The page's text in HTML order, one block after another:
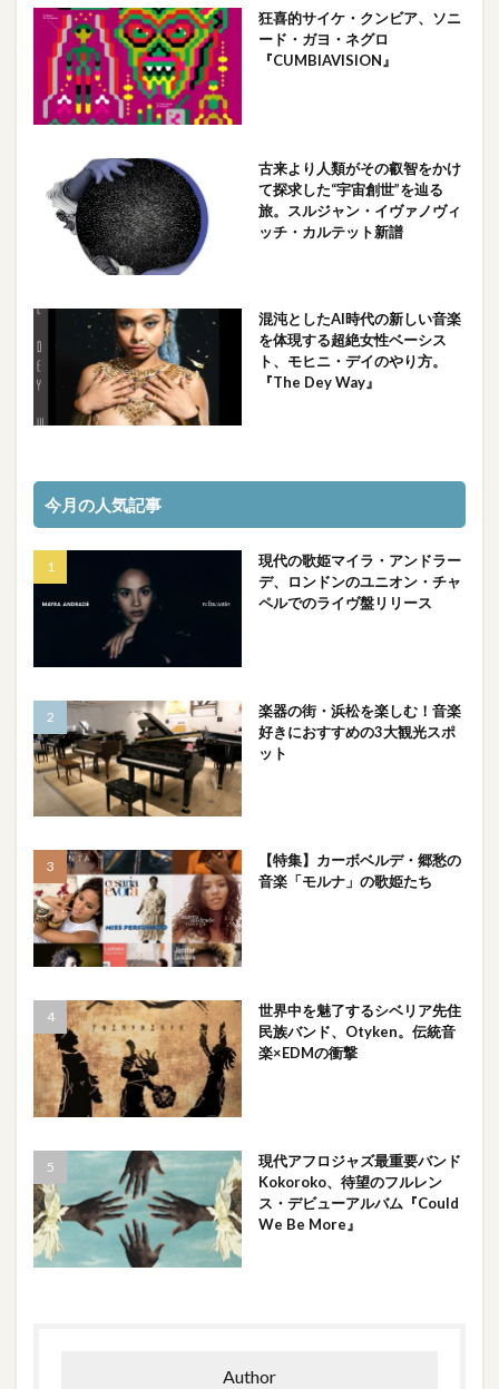
狂喜的サイケ・クンビア、ソニ
ード・ガヨ・ネグロ
『CUMBIAVISION』
古来より人類がその叡智をかけ
て探求した“宇宙創世”を辿る
旅。スルジャン・イヴァノヴィ
ッチ・カルテット新譜
混沌としたAI時代の新しい音楽
を体現する超絶女性ベーシス
ト、モヒニ・デイのやり方。
『The Dey Way』
今月の人気記事
現代の歌姫マイラ・アンドラー
デ、ロンドンのユニオン・チャ
ペルでのライヴ盤リリース
楽器の街・浜松を楽しむ！音楽
好きにおすすめの3大観光スポ
ット
【特集】カーボベルデ・郷愁の
音楽「モルナ」の歌姫たち
世界中を魅了するシベリア先住
民族バンド、Otyken。伝統音
楽×EDMの衝撃
現代アフロジャズ最重要バンド
Kokoroko、待望のフルレン
ス・デビューアルバム『Could
We Be More』
Author